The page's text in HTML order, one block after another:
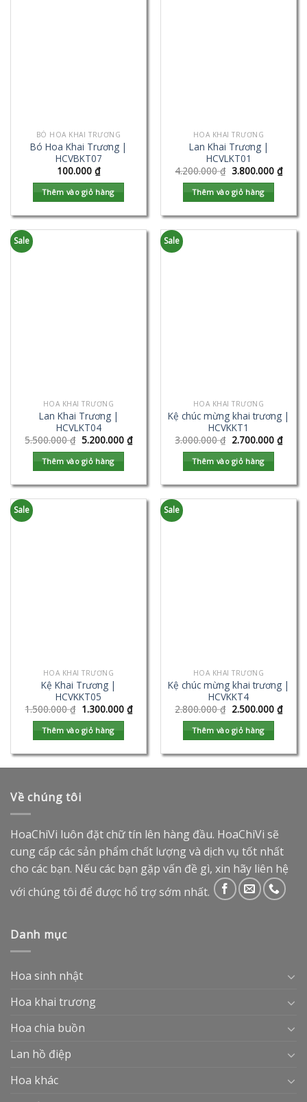
BÓ HOA KHAI TRƯƠNG
Bó Hoa Khai Trương |
HCVBKT07
100.000 ₫
Thêm vào giỏ hàng
HOA KHAI TRƯƠNG
Lan Khai Trương |
HCVLKT01
4.200.000₫ 3.800.000 ₫
Thêm vào giỏ hàng
Sale
HOA KHAI TRƯƠNG
Lan Khai Trương |
HCVLKT04
5.500.000₫ 5.200.000 ₫
Thêm vào giỏ hàng
Sale
HOA KHAI TRƯƠNG
Kệ chúc mừng khai trương |
HCVKKT1
3.000.000₫ 2.700.000 ₫
Thêm vào giỏ hàng
Sale
HOA KHAI TRƯƠNG
Kệ Khai Trương |
HCVKKT05
1.500.000₫ 1.300.000 ₫
Thêm vào giỏ hàng
Sale
HOA KHAI TRƯƠNG
Kệ chúc mừng khai trương |
HCVKKT4
2.800.000₫ 2.500.000 ₫
Thêm vào giỏ hàng
Về chúng tôi
HoaChiVi luôn đặt chữ tín lên hàng đầu. HoaChiVi sẽ
cung cấp các sản phẩm chất lượng và dịch vụ tốt nhất
cho các bạn. Nếu các bạn gặp vấn đề gì, xin hãy liên hệ
với chúng tôi để được hổ trợ sớm nhất.
Danh mục
Hoa sinh nhật
Hoa khai trương
Hoa chia buồn
Lan hồ điệp
Hoa khác